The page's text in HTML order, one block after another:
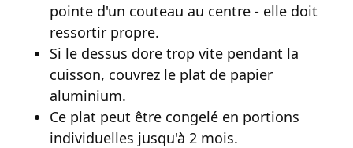
pointe d'un couteau au centre - elle doit
ressortir propre.
Si le dessus dore trop vite pendant la
cuisson, couvrez le plat de papier
aluminium.
Ce plat peut être congelé en portions
individuelles jusqu'à 2 mois.